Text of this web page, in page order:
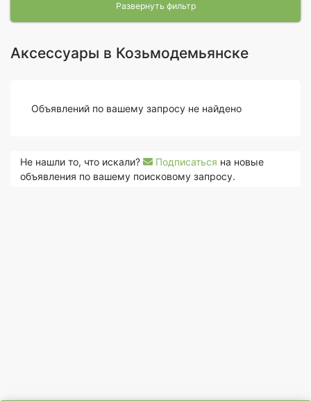
Развернуть фильтр
Аксессуары в Козьмодемьянске
Объявлений по вашему запросу не найдено
Не нашли то, что искали? Подписаться на новые
объявления по вашему поисковому запросу.